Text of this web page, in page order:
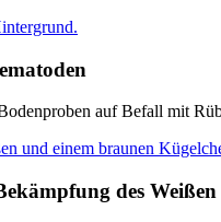
auf Befall mit
des